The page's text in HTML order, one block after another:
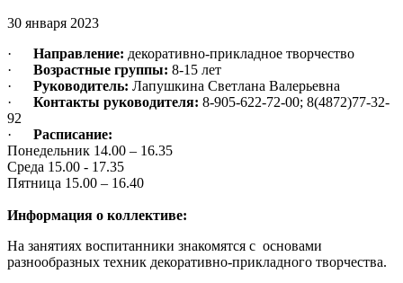
30 января 2023
· Направление: декоративно-прикладное творчество
· Возрастные группы: 8-15 лет
· Руководитель: Лапушкина Светлана Валерьевна
· Контакты руководителя: 8-905-622-72-00; 8(4872)77-32-
92
· Расписание:
Понедельник 14.00 – 16.35
Среда 15.00 - 17.35
Пятница 15.00 – 16.40
Информация о коллективе:
На занятиях воспитанники знакомятся с основами
разнообразных техник декоративно-прикладного творчества.